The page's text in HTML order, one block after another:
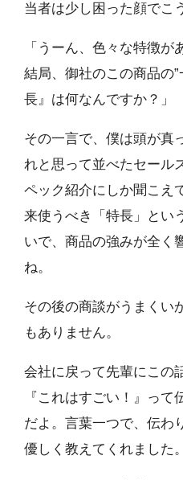
当者は少し困った顔でこ
「うーん、色々な特徴が
結局、御社のこの商品の
長』は何なんですか？」
その一言で、僕は頭が真
れと思って並べたセール
ペック紹介にしか聞こえ
来使うべき「特長」とい
いで、商品の強みが全く
ね。
その後の商談がうまくい
もありません。
会社に戻って先輩にこの
『これはすごい！』って
だよ。言葉一つで、伝わ
優しく教えてくれました。